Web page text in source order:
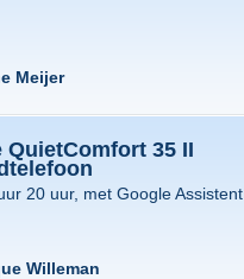
Meijer
QuietComfort 35 II
20 uur, met Google Assistent
Willeman